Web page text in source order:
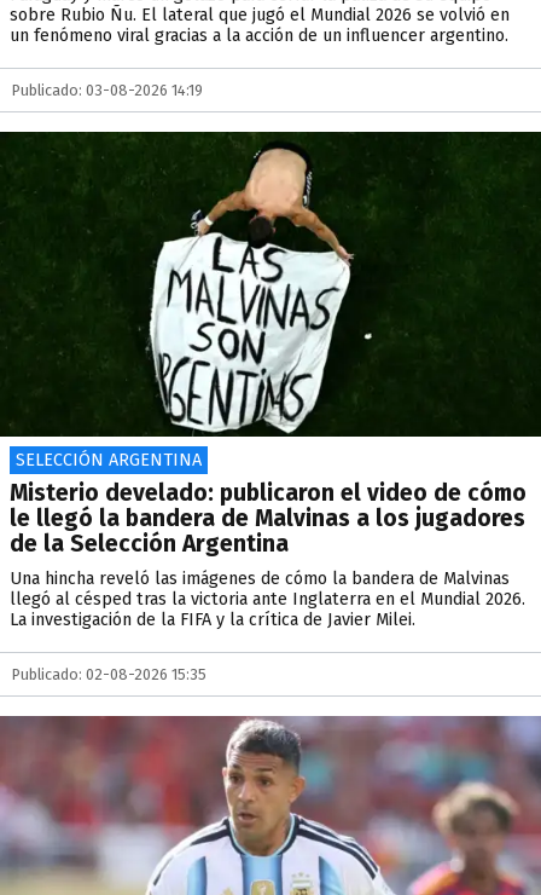
sobre Rubio Ñu. El lateral que jugó el Mundial 2026 se volvió en
un fenómeno viral gracias a la acción de un influencer argentino.
Publicado: 03-08-2026 14:19
SELECCIÓN ARGENTINA
Misterio develado: publicaron el video de cómo
le llegó la bandera de Malvinas a los jugadores
de la Selección Argentina
Una hincha reveló las imágenes de cómo la bandera de Malvinas
llegó al césped tras la victoria ante Inglaterra en el Mundial 2026.
La investigación de la FIFA y la crítica de Javier Milei.
Publicado: 02-08-2026 15:35